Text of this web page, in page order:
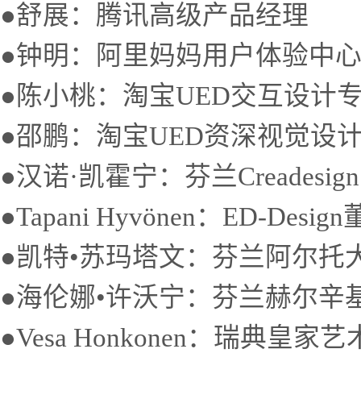
●舒展：腾讯高级产品经理
●钟明：阿里妈妈用户体验中
●陈小桃：淘宝UED交互设计
●邵鹏：淘宝UED资深视觉设
●汉诺·凯霍宁：芬兰
●Tapani Hyvönen：ED-Design
●凯特•苏玛塔文：芬兰阿尔托
●海伦娜•许沃宁：芬兰赫尔辛
●Vesa Honkonen：瑞典皇家